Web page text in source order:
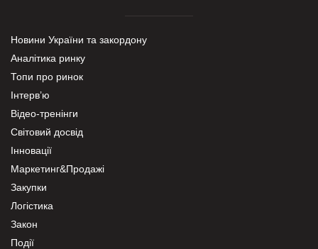
Новини України та закордону
Аналітика ринку
Топи про ринок
Інтерв’ю
Відео-тренінги
Світовий досвід
Інновації
Маркетинг&Продажі
Закупки
Логістика
Закон
Події